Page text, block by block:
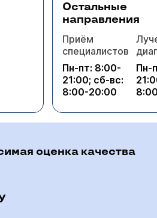
Остальные
направления
Приём
специалистов
Пн-пт: 8:00-
21:00; сб-вс:
8:00-20:00
Пн-
оценка качества